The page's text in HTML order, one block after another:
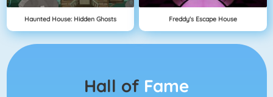
Haunted House: Hidden Ghosts Freddy's Escape House
Hall of Fame